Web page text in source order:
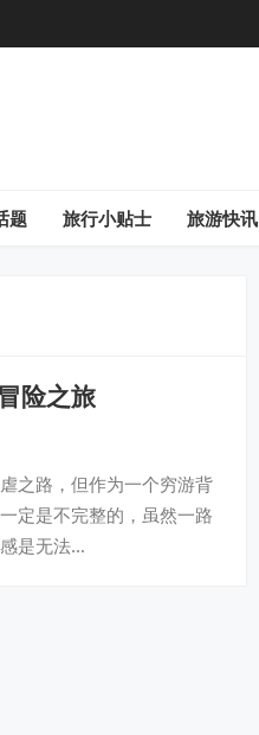
题 旅行小贴士 旅游快讯
险之旅
之路，但作为一个穷游背
定是不完整的，虽然一路
是无法…